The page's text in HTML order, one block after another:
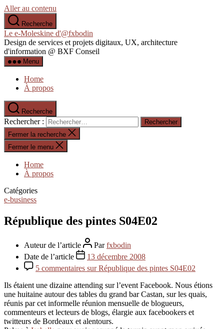
Aller au contenu
Recherche
Le e-Moleskine d'@fxbodin
Design de services et projets digitaux, UX, architecture
d'information @ BXF Conseil
Menu
Home
À propos
Recherche
Rechercher :
Fermer la recherche
Fermer le menu
Home
À propos
Catégories
e-business
République des pintes S04E02
Auteur de l’article Parfxbodin
Date de l’article
13 décembre 2008
5 commentaires sur République des pintes S04E02
Ils étaient une dizaine attending sur l’event Facebook. Nous étions
une huitaine autour des tables du grand bar Castan, sur les quais,
réunis par cet informelle réunion mensuelle de blogueurs,
commenteurs et lecteurs de blogs, élargie aux facebookers et
twitteurs de Bordeaux et alentours.